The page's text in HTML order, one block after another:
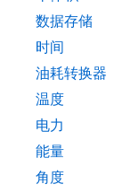
数据存储
时间
油耗转换器
温度
电力
能量
角度